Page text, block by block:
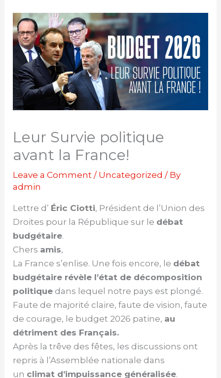
content
Leur Survie politique
avant la France!
Leave a Comment / Uncategorized / By
admin
Lettre d’ Éric Ciotti, Président de l’Union des
Droites pour la République sur le débat
budgétaire.
Chers amis,
La France s’enlise. Une fois encore, le débat
budgétaire révèle l’état de décomposition
politique dans lequel notre pays est plongé.
Faute de majorité claire, faute de vision, faute
de courage, le budget 2026 patine, au
détriment des Français.
Après la trêve des fêtes, les discussions ont
repris à l’Assemblée nationale dans
un climat d’impuissance généralisée.